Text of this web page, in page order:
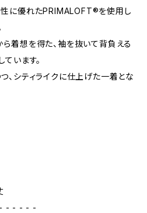
性に優れたPRIMALOFT®︎を使用し
着想を得た、袖を抜いて背負える
います。
、シティライクに仕上げた一着とな
- - - - -